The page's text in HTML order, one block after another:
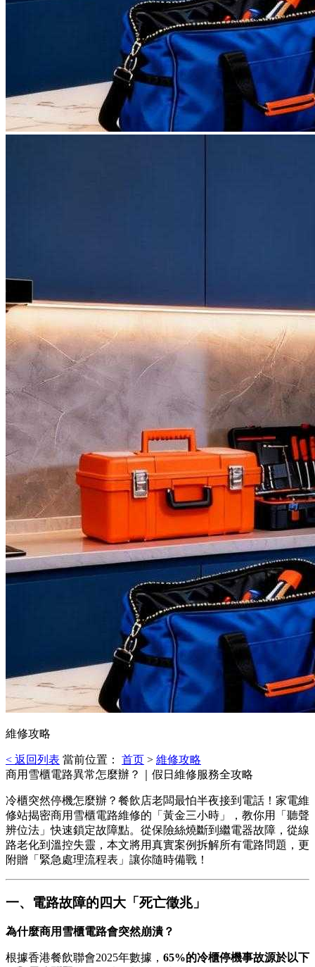
維修攻略
< 返回列表 當前位置： 首页 > 維修攻略
商用雪櫃電路異常怎麼辦？｜假日維修服務全攻略
冷櫃突然停機怎麼辦？餐飲店老闆最怕半夜接到電話！家電維
修站揭密商用雪櫃電路維修的「黃金三小時」，教你用「聽聲
辨位法」快速鎖定故障點。從保險絲燒斷到繼電器故障，從線
路老化到溫控失靈，本文將用真實案例拆解所有電路問題，更
附贈「緊急處理流程表」讓你隨時備戰！
一、電路故障的四大「死亡徵兆」
為什麼商用雪櫃電路會突然崩潰？
根據香港餐飲聯會2025年數據， 65%的冷櫃停機事故源於以下